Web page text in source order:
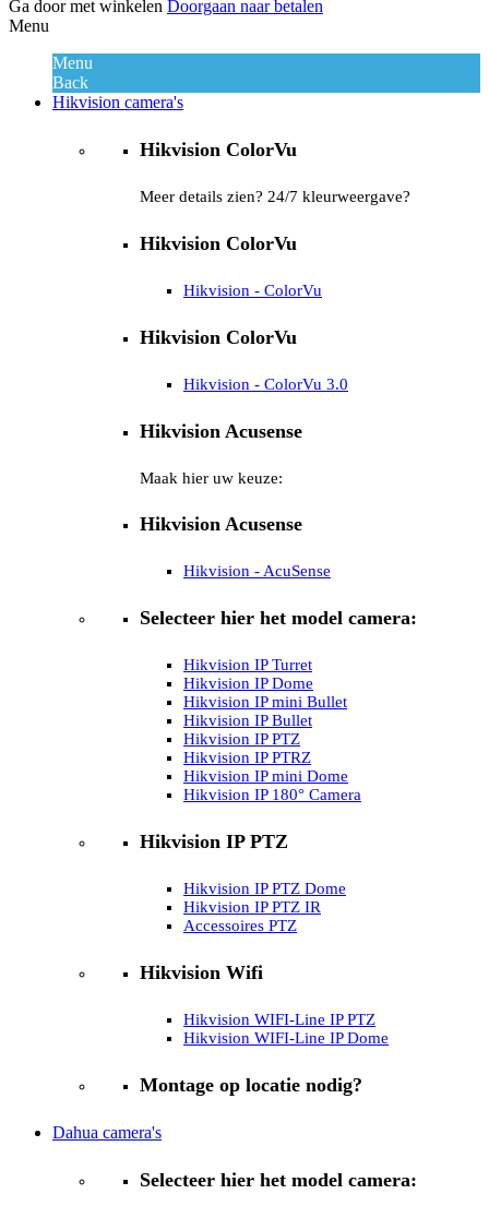
Ga door met winkelen Doorgaan naar betalen
Menu
Menu
Back
Hikvision camera's
Hikvision ColorVu
Meer details zien? 24/7 kleurweergave?
Hikvision ColorVu
Hikvision - ColorVu
Hikvision ColorVu
Hikvision - ColorVu 3.0
Hikvision Acusense
Maak hier uw keuze:
Hikvision Acusense
Hikvision - AcuSense
Selecteer hier het model camera:
Hikvision IP Turret
Hikvision IP Dome
Hikvision IP mini Bullet
Hikvision IP Bullet
Hikvision IP PTZ
Hikvision IP PTRZ
Hikvision IP mini Dome
Hikvision IP 180° Camera
Hikvision IP PTZ
Hikvision IP PTZ Dome
Hikvision IP PTZ IR
Accessoires PTZ
Hikvision Wifi
Hikvision WIFI-Line IP PTZ
Hikvision WIFI-Line IP Dome
Montage op locatie nodig?
Dahua camera's
Selecteer hier het model camera: